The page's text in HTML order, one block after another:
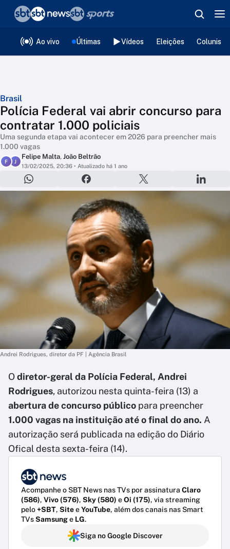
Ao vivo Últimas Vídeos Eleições
Brasil
Polícia Federal vai abrir concurso para
contratar 1.000 policiais
Uma segunda etapa vai acontecer em 2026 para preencher mais
1.000 vagas
F J
Felipe Malta, João Beltrão
13/02/2025, 20:36 • Atualizado há 1 ano
Andrei Rodrigues, diretor da PF | Agência Brasil
Odiretor-geral da Polícia Federal, Andrei
Rodrigues, autorizou nesta quinta-feira (13) a
abertura de concurso público para preencher
1.000 vagas na instituição até o final do ano. A
autorização será publicada na edição do Diário
Ofical desta sexta-feira (14).
Acompanhe o SBT News nas TVs por assinatura Claro
(586), Vivo (576), Sky (580) eOi (175), via streaming
pelo+SBT, SiteeYouTube, além dos canais nas Smart
TVsSamsunge LG.
Siga no Google Discover
❮voltar
Editorias